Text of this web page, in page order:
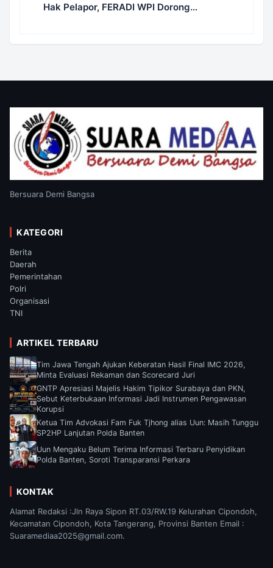
Hak Pelapor, FERADI WPI Dorong
Bersuara Demi Bangsa
KATEGORI
Berita
Daerah
Pemerintahan
Polri
Organisasi
TNI
ARTIKEL TERBARU
Tim Jawa Tengah Ajukan Keberatan Hasil Final IMC 2026,
Minta Evaluasi Rekaman dan Scorecard Juri
GNTP Apresiasi Majelis Hakim Tipikor Surabaya dan PKN,
Sebut Keterbukaan Informasi Jadi Instrumen Pengawasan
Korupsi
Ketua Tim Advokasi Fam Fuk Tjhong alias Uun: Masih Tunggu
SP2HP Lanjutan Polda Banten
Uun Mengaku Belum Terima Informasi Terbaru Penyidikan
Polda Banten, Soroti Transparansi Perkara
KONTAK
Alamat Redaksi :Jln Raya Sipon RT.03/RW.19 Kelurahan Cipondoh,
Kecamatan Cipondoh, Kota Tangerang, Provinsi Banten Email :
Suaramediaa2025@gmail.com.